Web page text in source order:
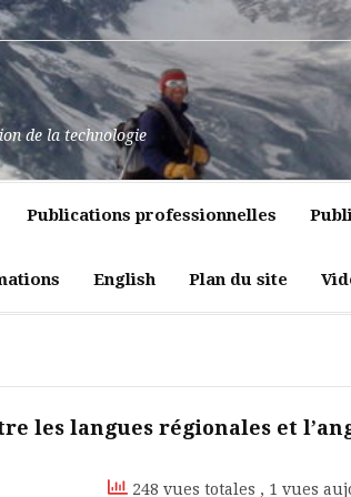
de la technologie
Publications professionnelles
English Plan du site
les langues régionales et
248 vues totales , 1 vues